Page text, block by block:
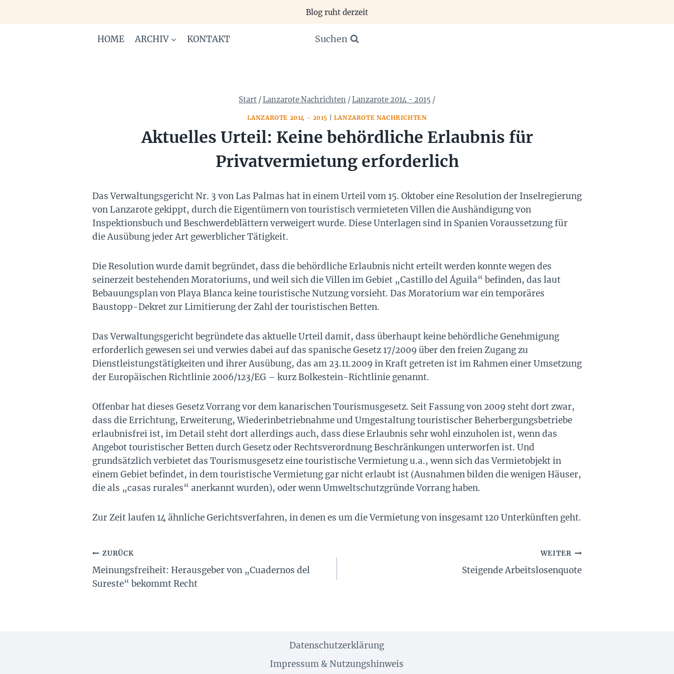
Blog ruht derzeit
HOME ARCHIV KONTAKT Suchen
Start /Lanzarote Nachrichten /Lanzarote 2014 - 2015 /
LANZAROTE 2014 - 2015 LANZAROTE NACHRICHTEN
Aktuelles Urteil: Keine behördliche Erlaubnis für
Privatvermietung erforderlich
Das Verwaltungsgericht Nr. 3 von Las Palmas hat in einem Urteil vom 15. Oktober eine Resolution der Inselregierung
von Lanzarote gekippt, durch die Eigentümern von touristisch vermieteten Villen die Aushändigung von
Inspektionsbuch und Beschwerdeblättern verweigert wurde. Diese Unterlagen sind in Spanien Voraussetzung für
die Ausübung jeder Art gewerblicher Tätigkeit.
Die Resolution wurde damit begründet, dass die behördliche Erlaubnis nicht erteilt werden konnte wegen des
seinerzeit bestehenden Moratoriums, und weil sich die Villen im Gebiet „Castillo del Águila“ befinden, das laut
Bebauungsplan von Playa Blanca keine touristische Nutzung vorsieht. Das Moratorium war ein temporäres
Baustopp-Dekret zur Limitierung der Zahl der touristischen Betten.
Das Verwaltungsgericht begründete das aktuelle Urteil damit, dass überhaupt keine behördliche Genehmigung
erforderlich gewesen sei und verwies dabei auf das spanische Gesetz 17/2009 über den freien Zugang zu
Dienstleistungstätigkeiten und ihrer Ausübung, das am 23.11.2009 in Kraft getreten ist im Rahmen einer Umsetzung
der Europäischen Richtlinie 2006/123/EG – kurz Bolkestein-Richtlinie genannt.
Offenbar hat dieses Gesetz Vorrang vor dem kanarischen Tourismusgesetz. Seit Fassung von 2009 steht dort zwar,
dass die Errichtung, Erweiterung, Wiederinbetriebnahme und Umgestaltung touristischer Beherbergungsbetriebe
erlaubnisfrei ist, im Detail steht dort allerdings auch, dass diese Erlaubnis sehr wohl einzuholen ist, wenn das
Angebot touristischer Betten durch Gesetz oder Rechtsverordnung Beschränkungen unterworfen ist. Und
grundsätzlich verbietet das Tourismusgesetz eine touristische Vermietung u.a., wenn sich das Vermietobjekt in
einem Gebiet befindet, in dem touristische Vermietung gar nicht erlaubt ist (Ausnahmen bilden die wenigen Häuser,
die als „casas rurales“ anerkannt wurden), oder wenn Umweltschutzgründe Vorrang haben.
Zur Zeit laufen 14 ähnliche Gerichtsverfahren, in denen es um die Vermietung von insgesamt 120 Unterkünften geht.
Beitragsnavigation
ZURÜCK
Meinungsfreiheit: Herausgeber von „Cuadernos del
Sureste“ bekommt Recht
WEITER
Steigende Arbeitslosenquote
Datenschutzerklärung
Impressum & Nutzungshinweis